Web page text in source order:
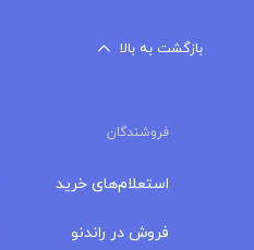
بازگشت به بالا
فروشندگان
استعلام‌های خرید
فروش در راندنو